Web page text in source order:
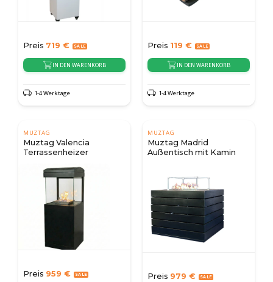
Preis 719 €
IN DEN WARENKORB
1-4 Werktage
Preis 119 €
IN DEN WARENKORB
1-4 Werktage
MUZTAG
Muztag Valencia
Terrassenheizer
Preis 959 €
MUZTAG
Muztag Madrid
Außentisch mit Kamin
Preis 979 €